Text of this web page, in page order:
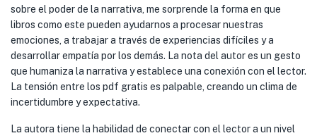
sobre el poder de la narrativa, me sorprende la forma en que
libros como este pueden ayudarnos a procesar nuestras
emociones, a trabajar a través de experiencias difíciles y a
desarrollar empatía por los demás. La nota del autor es un gesto
que humaniza la narrativa y establece una conexión con el lector.
La tensión entre los pdf gratis es palpable, creando un clima de
incertidumbre y expectativa.
La autora tiene la habilidad de conectar con el lector a un nivel